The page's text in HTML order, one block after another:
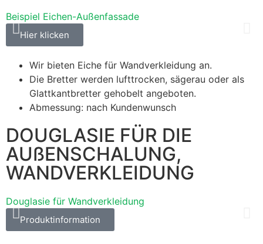
Beispiel Eichen-Außenfassade
Hier klicken
Wir bieten Eiche für Wandverkleidung an.
Die Bretter werden lufttrocken, sägerau oder als
Glattkantbretter gehobelt angeboten.
Abmessung: nach Kundenwunsch
DOUGLASIE FÜR DIE
AUßENSCHALUNG,
WANDVERKLEIDUNG
Douglasie für Wandverkleidung
Produktinformation